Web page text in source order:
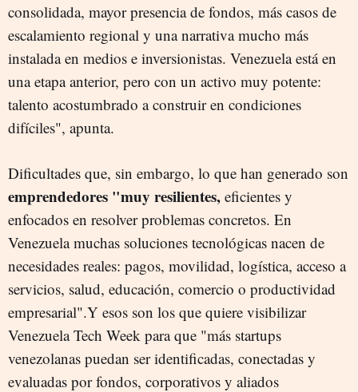
consolidada, mayor presencia de fondos, más casos de
escalamiento regional y una narrativa mucho más
instalada en medios e inversionistas. Venezuela está en
una etapa anterior, pero con un activo muy potente:
talento acostumbrado a construir en condiciones
difíciles", apunta.
Dificultades que, sin embargo, lo que han generado son
emprendedores "muy resilientes, eficientes y
enfocados en resolver problemas concretos. En
Venezuela muchas soluciones tecnológicas nacen de
necesidades reales: pagos, movilidad, logística, acceso a
servicios, salud, educación, comercio o productividad
empresarial".Y esos son los que quiere visibilizar
Venezuela Tech Week para que "más startups
venezolanas puedan ser identificadas, conectadas y
evaluadas por fondos, corporativos y aliados